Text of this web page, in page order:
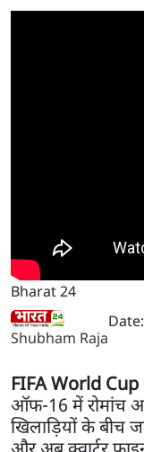
Bharat 24
Shubham Raja
FIFA World Cup
ऑफ-16 में रोमांच
खिलाड़ियों के बीच